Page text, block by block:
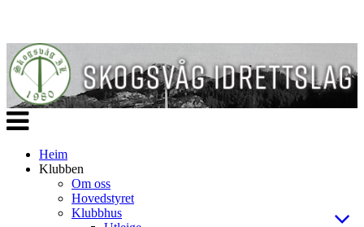
Veksle
navigasjon
Heim
Klubben
Om oss
Hovedstyret
Klubbhus